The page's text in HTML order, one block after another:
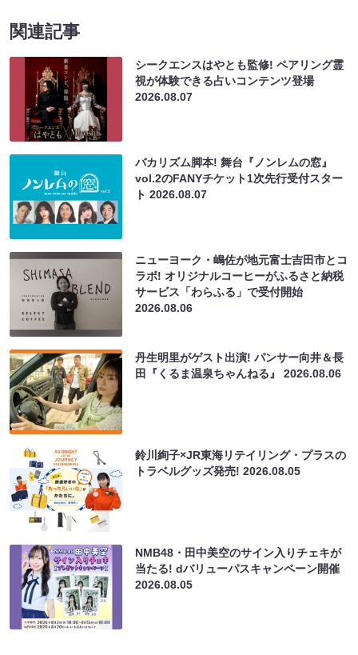
関連記事
シークエンスはやとも監修! ペアリング霊
視が体験できる占いコンテンツ登場
2026.08.07
バカリズム脚本! 舞台『ノンレムの窓』
vol.2のFANYチケット1次先行受付スター
ト2026.08.07
ニューヨーク・嶋佐が地元富士吉田市とコ
ラボ! オリジナルコーヒーがふるさと納税
サービス「わらふる」で受付開始
2026.08.06
丹生明里がゲスト出演! パンサー向井＆長
田『くるま温泉ちゃんねる』2026.08.06
鈴川絢子×JR東海リテイリング・プラスの
トラベルグッズ発売!2026.08.05
NMB48・田中美空のサイン入りチェキが
当たる! dバリューパスキャンペーン開催
2026.08.05